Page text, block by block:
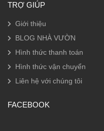
TRỢ GIÚP
Giới thiệu
BLOG NHÀ VƯỜN
Hình thức thanh toán
Hình thức vận chuyển
Liên hệ với chúng tôi
FACEBOOK